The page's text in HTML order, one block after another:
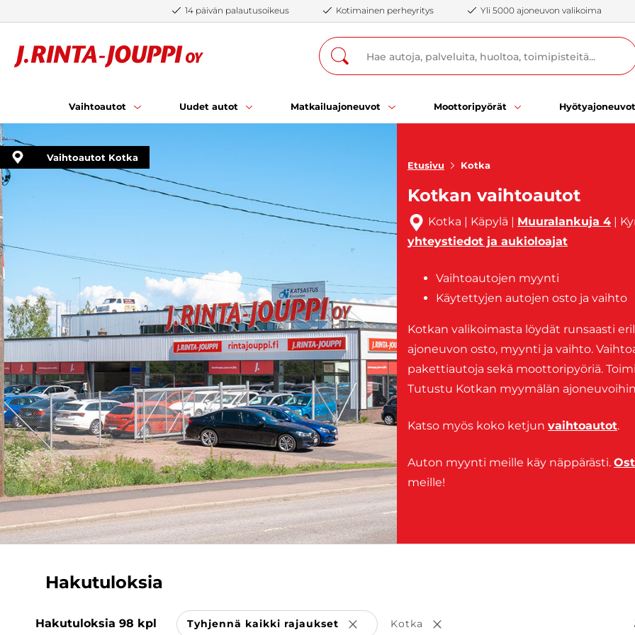
14 päivän palautusoikeus Kotimainen perheyritys Yli 5000 ajoneuvon valikoima
Vaihtoautot Uudet autot Matkailuajoneuvot Moottoripyörät Hyötyajoneuvot
Vaihtoautot Kotka
Etusivu Kotka
Kotkan vaihtoautot
Kotka | Käpylä | Muuralankuja 4 |
yhteystiedot ja aukioloajat
Vaihtoautojen myynti
Käytettyjen autojen osto ja vaihto
Kotkan valikoimasta löydät runsaasti
ajoneuvon osto, myynti ja vaihto.
pakettiautoja sekä moottoripyöriä.
Tutustu Kotkan myymälän
Katso myös koko ketjun vaihtoautot.
Auton myynti meille käy näppärästi.
meille!
Hakutuloksia
Hakutuloksia 98 kpl Tyhjennä kaikki rajaukset Poista valinta
Kotka Poista valinta